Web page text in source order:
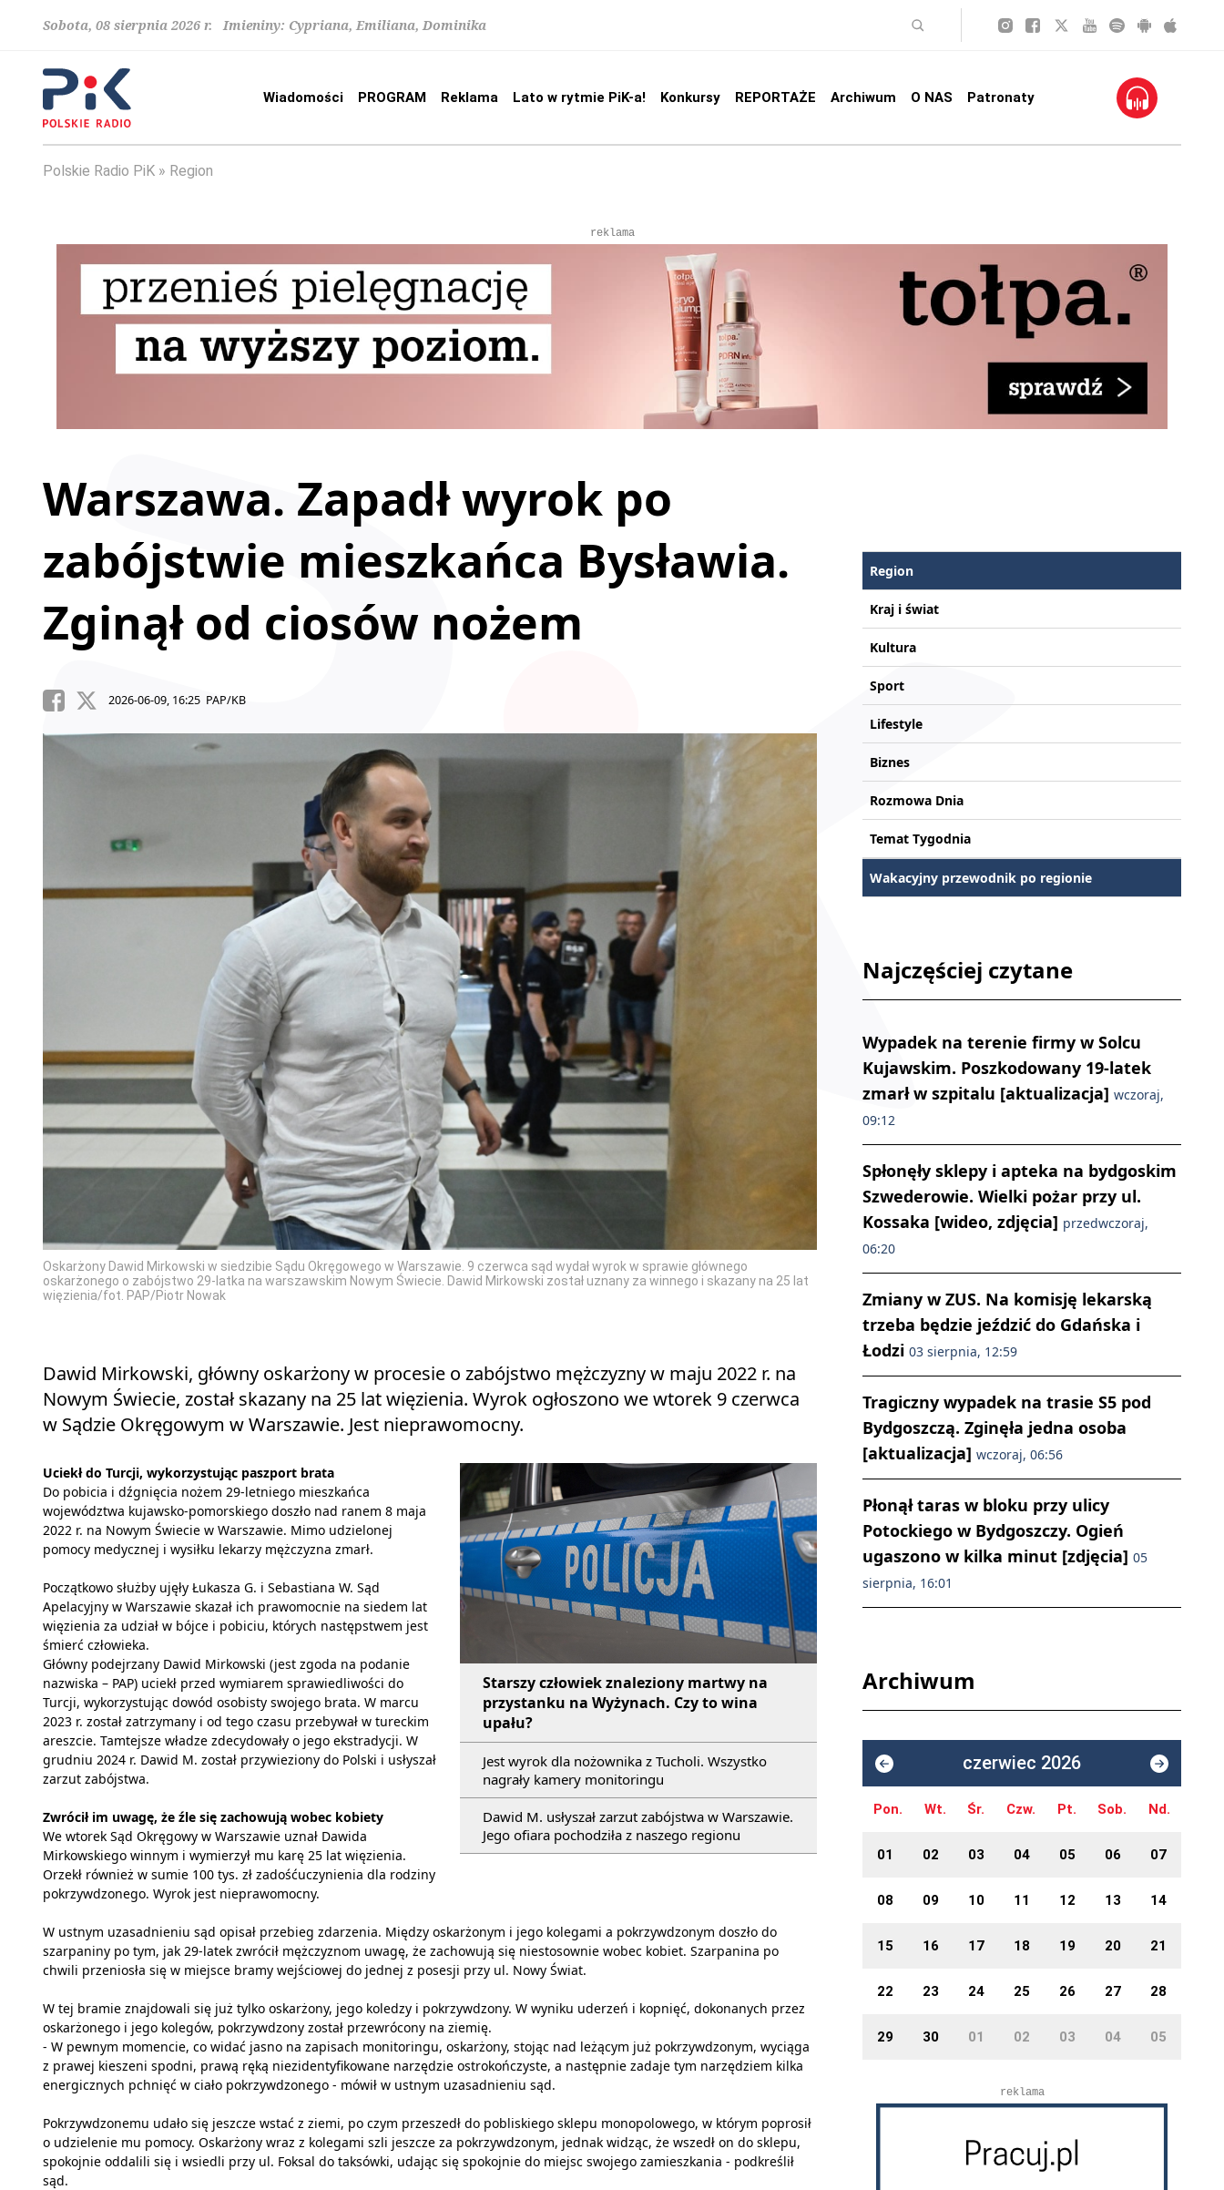
Sobota, 08 sierpnia 2026 r. Imieniny: Cypriana, Emiliana, Dominika
Wiadomości PROGRAM Reklama Lato w rytmie PiK-a! Konkursy REPORTAŻE Archiwum O NAS Patronaty
Polskie Radio PiK Region
reklama
Warszawa. Zapadł wyrok po
zabójstwie mieszkańca Bysławia.
Zginął od ciosów nożem
2026-06-09, 16:25 PAP/KB
Oskarżony Dawid Mirkowski w siedzibie Sądu Okręgowego w Warszawie. 9 czerwca sąd wydał wyrok w sprawie głównego
oskarżonego o zabójstwo 29-latka na warszawskim Nowym Świecie. Dawid Mirkowski został uznany za winnego i skazany na 25 lat
więzienia/fot. PAP/Piotr Nowak
Dawid Mirkowski, główny oskarżony w procesie o zabójstwo mężczyzny w maju 2022 r. na
Nowym Świecie, został skazany na 25 lat więzienia. Wyrok ogłoszono we wtorek 9 czerwca
w Sądzie Okręgowym w Warszawie. Jest nieprawomocny.
Starszy człowiek znaleziony martwy na
przystanku na Wyżynach. Czy to wina
upału?
Jest wyrok dla nożownika z Tucholi. Wszystko
nagrały kamery monitoringu
Dawid M. usłyszał zarzut zabójstwa w Warszawie.
Jego ofiara pochodziła z naszego regionu
Uciekł do Turcji, wykorzystując paszport brata
Do pobicia i dźgnięcia nożem 29-letniego mieszkańca
województwa kujawsko-pomorskiego doszło nad ranem 8 maja
2022 r. na Nowym Świecie w Warszawie. Mimo udzielonej
pomocy medycznej i wysiłku lekarzy mężczyzna zmarł.
Początkowo służby ujęły Łukasza G. i Sebastiana W. Sąd
Apelacyjny w Warszawie skazał ich prawomocnie na siedem lat
więzienia za udział w bójce i pobiciu, których następstwem jest
śmierć człowieka.
Główny podejrzany Dawid Mirkowski (jest zgoda na podanie
nazwiska – PAP) uciekł przed wymiarem sprawiedliwości do
Turcji, wykorzystując dowód osobisty swojego brata. W marcu
2023 r. został zatrzymany i od tego czasu przebywał w tureckim
areszcie. Tamtejsze władze zdecydowały o jego ekstradycji. W
grudniu 2024 r. Dawid M. został przywieziony do Polski i usłyszał
zarzut zabójstwa.
Zwrócił im uwagę, że źle się zachowują wobec kobiety
We wtorek Sąd Okręgowy w Warszawie uznał Dawida
Mirkowskiego winnym i wymierzył mu karę 25 lat więzienia.
Orzekł również w sumie 100 tys. zł zadośćuczynienia dla rodziny
pokrzywdzonego. Wyrok jest nieprawomocny.
W ustnym uzasadnieniu sąd opisał przebieg zdarzenia. Między oskarżonym i jego kolegami a pokrzywdzonym doszło do
szarpaniny po tym, jak 29-latek zwrócił mężczyznom uwagę, że zachowują się niestosownie wobec kobiet. Szarpanina po
chwili przeniosła się w miejsce bramy wejściowej do jednej z posesji przy ul. Nowy Świat.
W tej bramie znajdowali się już tylko oskarżony, jego koledzy i pokrzywdzony. W wyniku uderzeń i kopnięć, dokonanych przez
oskarżonego i jego kolegów, pokrzywdzony został przewrócony na ziemię.
- W pewnym momencie, co widać jasno na zapisach monitoringu, oskarżony, stojąc nad leżącym już pokrzywdzonym, wyciąga
z prawej kieszeni spodni, prawą ręką niezidentyfikowane narzędzie ostrokończyste, a następnie zadaje tym narzędziem kilka
energicznych pchnięć w ciało pokrzywdzonego - mówił w ustnym uzasadnieniu sąd.
Pokrzywdzonemu udało się jeszcze wstać z ziemi, po czym przeszedł do pobliskiego sklepu monopolowego, w którym poprosił
o udzielenie mu pomocy. Oskarżony wraz z kolegami szli jeszcze za pokrzywdzonym, jednak widząc, że wszedł on do sklepu,
spokojnie oddalili się i wsiedli przy ul. Foksal do taksówki, udając się spokojnie do miejsc swojego zamieszkania - podkreślił
sąd.
Region
Kraj i świat
Kultura
Sport
Lifestyle
Biznes
Rozmowa Dnia
Temat Tygodnia
Wakacyjny przewodnik po regionie
Najczęściej czytane
Wypadek na terenie firmy w Solcu
Kujawskim. Poszkodowany 19-latek
zmarł w szpitalu [aktualizacja] wczoraj,
09:12
Spłonęły sklepy i apteka na bydgoskim
Szwederowie. Wielki pożar przy ul.
Kossaka [wideo, zdjęcia] przedwczoraj,
06:20
Zmiany w ZUS. Na komisję lekarską
trzeba będzie jeździć do Gdańska i
Łodzi 03 sierpnia, 12:59
Tragiczny wypadek na trasie S5 pod
Bydgoszczą. Zginęła jedna osoba
[aktualizacja] wczoraj, 06:56
Płonął taras w bloku przy ulicy
Potockiego w Bydgoszczy. Ogień
ugaszono w kilka minut [zdjęcia] 05
sierpnia, 16:01
Archiwum
czerwiec 2026
Pon. Wt. Śr. Czw. Pt. Sob. Nd.
01 02 03 04 05 06 07
08 09 10 11 12 13 14
15 16 17 18 19 20 21
22 23 24 25 26 27 28
29 30 01 02 03 04 05
reklama